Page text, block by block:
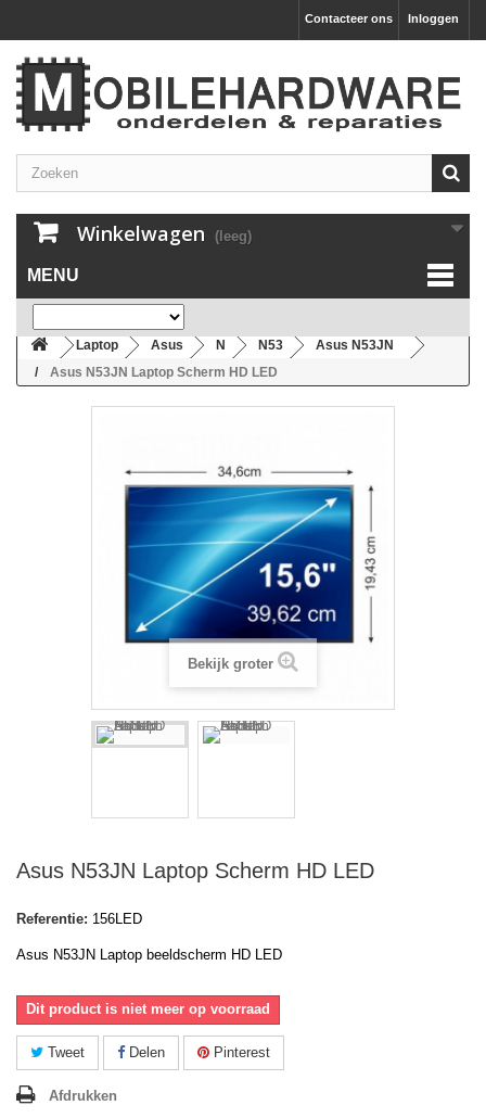
Inloggen
Contacteer ons
Winkelwagen (leeg)
MENU
Laptop Asus N N53
Asus N53JN
Asus N53JN Laptop Scherm HD LED
Bekijk groter
Asus N53JN Laptop Scherm HD LED
Referentie: 156LED
Asus N53JN Laptop beeldscherm HD LED
Dit product is niet meer op voorraad
Tweet Delen Pinterest
Afdrukken